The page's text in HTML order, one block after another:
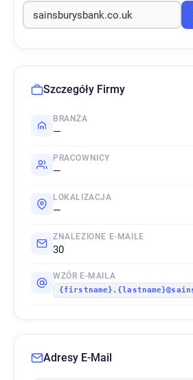
Szczegóły Firmy
BRANŻA
—
PRACOWNICY
—
LOKALIZACJA
—
ZNALEZIONE E-MAILE
30
WZÓR E-MAILA
Adresy E-Mail